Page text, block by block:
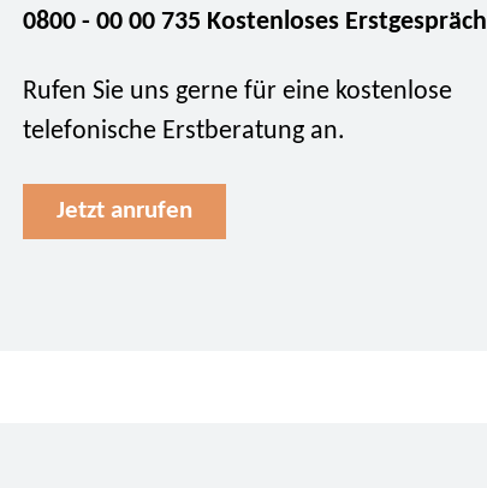
0800 - 00 00 735 Kostenloses Erstgespräch
Rufen Sie uns gerne für eine kostenlose
telefonische Erstberatung an.
Jetzt anrufen